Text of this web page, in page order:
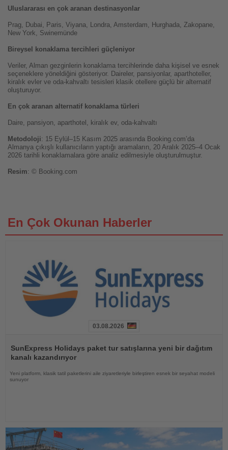
Uluslararası en çok aranan destinasyonlar
Prag, Dubai, Paris, Viyana, Londra, Amsterdam, Hurghada, Zakopane,
New York, Swinemünde
Bireysel konaklama tercihleri güçleniyor
Veriler, Alman gezginlerin konaklama tercihlerinde daha kişisel ve esnek
seçeneklere yöneldiğini gösteriyor. Daireler, pansiyonlar, aparthoteller,
kiralık evler ve oda-kahvaltı tesisleri klasik otellere güçlü bir alternatif
oluşturuyor.
En çok aranan alternatif konaklama türleri
Daire, pansiyon, aparthotel, kiralık ev, oda-kahvaltı
Metodoloji: 15 Eylül–15 Kasım 2025 arasında Booking.com’da
Almanya çıkışlı kullanıcıların yaptığı aramaların, 20 Aralık 2025–4 Ocak
2026 tarihli konaklamalara göre analiz edilmesiyle oluşturulmuştur.
Resim: © Booking.com
En Çok Okunan Haberler
Oku
03.08.2026
SunExpress Holidays paket tur satışlarına yeni bir dağıtım
kanalı kazandırıyor
Yeni platform, klasik tatil paketlerini aile ziyaretleriyle birleştiren esnek bir seyahat modeli
sunuyor